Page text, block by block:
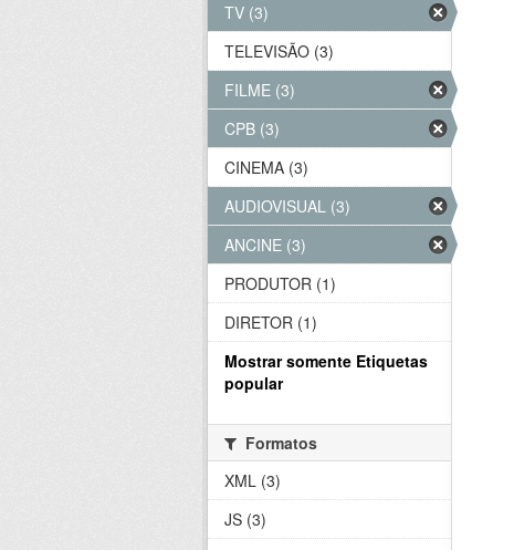
TV (3)
TELEVISÃO (3)
FILME (3)
CPB (3)
CINEMA (3)
AUDIOVISUAL (3)
ANCINE (3)
PRODUTOR (1)
DIRETOR (1)
Mostrar somente Etiquetas
popular
Formatos
XML (3)
JS (3)